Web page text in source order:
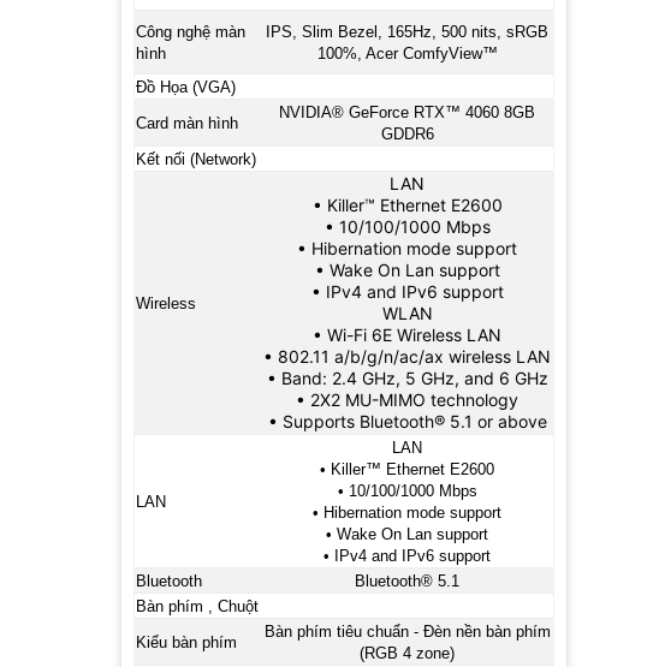
Công nghệ màn
hình
IPS, Slim Bezel, 165Hz, 500 nits, sRGB
100%, Acer ComfyView™
Đồ Họa (VGA)
Card màn hình
NVIDIA® GeForce RTX™ 4060 8GB
GDDR6
Kết nối (Network)
Wireless
LAN
• Killer™ Ethernet E2600
• 10/100/1000 Mbps
• Hibernation mode support
• Wake On Lan support
• IPv4 and IPv6 support
WLAN
• Wi-Fi 6E Wireless LAN
• 802.11 a/b/g/n/ac/ax wireless LAN
• Band: 2.4 GHz, 5 GHz, and 6 GHz
• 2X2 MU-MIMO technology
• Supports Bluetooth® 5.1 or above
LAN
LAN
• Killer™ Ethernet E2600
• 10/100/1000 Mbps
• Hibernation mode support
• Wake On Lan support
• IPv4 and IPv6 support
Bluetooth
Bluetooth® 5.1
Bàn phím , Chuột
Kiểu bàn phím
Bàn phím tiêu chuẩn - Đèn nền bàn phím
(RGB 4 zone)